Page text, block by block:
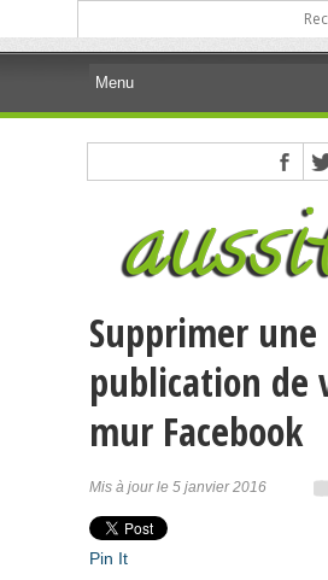
Supprimer une
publication de
mur Facebook
Mis à jour le 5 janvier 2016
Pin It